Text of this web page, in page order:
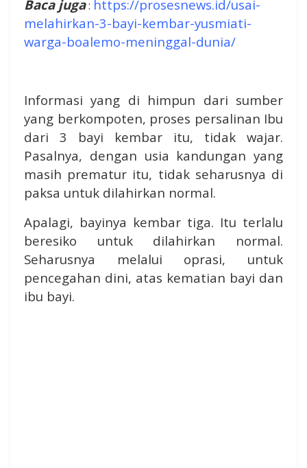
Baca juga: https://prosesnews.id/usai-
melahirkan-3-bayi-kembar-yusmiati-
warga-boalemo-meninggal-dunia/
Informasi yang di himpun dari sumber
yang berkompoten, proses persalinan Ibu
dari 3 bayi kembar itu, tidak wajar.
Pasalnya, dengan usia kandungan yang
masih prematur itu, tidak seharusnya di
paksa untuk dilahirkan normal.
Apalagi, bayinya kembar tiga. Itu terlalu
beresiko untuk dilahirkan normal.
Seharusnya melalui oprasi, untuk
pencegahan dini, atas kematian bayi dan
ibu bayi.